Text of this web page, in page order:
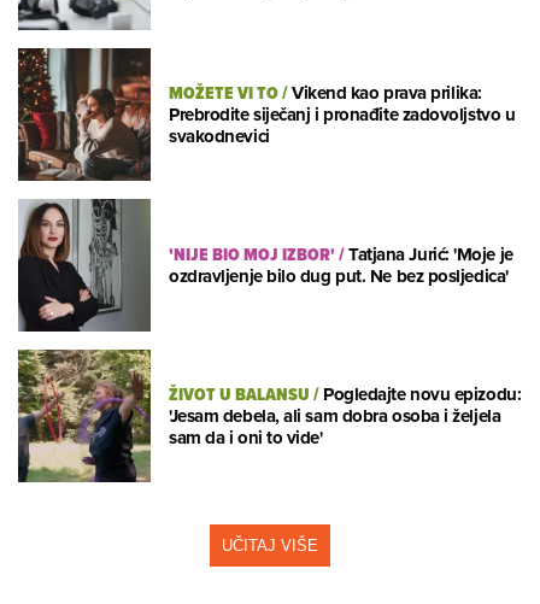
MOŽETE VI TO/Vikend kao prava prilika:
Prebrodite siječanj i pronađite zadovoljstvo u
svakodnevici
'NIJE BIO MOJ IZBOR'/Tatjana Jurić: 'Moje je
ozdravljenje bilo dug put. Ne bez posljedica'
ŽIVOT U BALANSU/Pogledajte novu epizodu:
'Jesam debela, ali sam dobra osoba i željela
sam da i oni to vide'
UČITAJ VIŠE